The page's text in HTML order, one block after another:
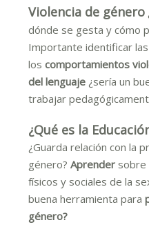
Violencia de género
dónde se gesta y cómo
Importante identificar las
los comportamientos
del lenguaje ¿sería un
trabajar
¿Qué es la
¿Guarda relación con la
género? Aprender sobre
físicos y sociales de la
buena herramienta para
género?